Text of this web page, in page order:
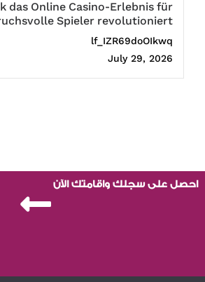
das Online Casino-Erlebnis für
Spieler revolutioniert
lf_IZR69doOIkwq
July 29, 2026
احصل على سجلك واقامتك الآن